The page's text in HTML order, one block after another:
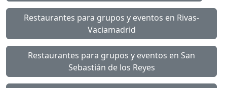
Restaurantes para grupos y eventos en Rivas-
Vaciamadrid
Restaurantes para grupos y eventos en San
Sebastián de los Reyes